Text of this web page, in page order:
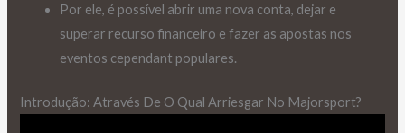
Por ele, é possível abrir uma nova conta, dejar e
superar recurso financeiro e fazer as apostas nos
eventos cependant populares.
Introdução: Através De O Qual Arriesgar No Majorsport?